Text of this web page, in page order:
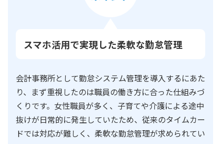
スマホ活用で実現した柔軟な勤怠管理
会計事務所として勤怠システム管理を導入するにあた
り、まず重視したのは職員の働き方に合った仕組みづ
くりです。女性職員が多く、子育てや介護による途中
抜けが日常的に発生していたため、従来のタイムカー
ドでは対応が難しく、柔軟な勤怠管理が求められてい